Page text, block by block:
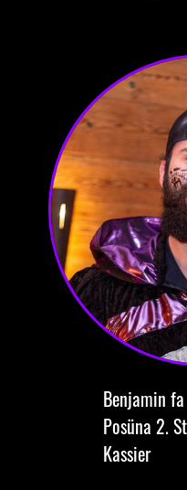
Benjamin
Posüna 2.
Kassier